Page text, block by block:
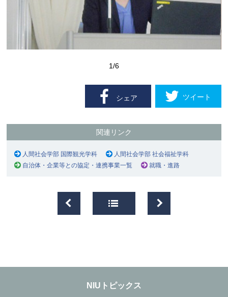
1/6
シェア ツイート
関連リンク
人間社会学部 国際観光学科
人間社会学部 社会福祉学科
自治体・企業等との協定・連携事業一覧
就職・進路
NIUトピックス